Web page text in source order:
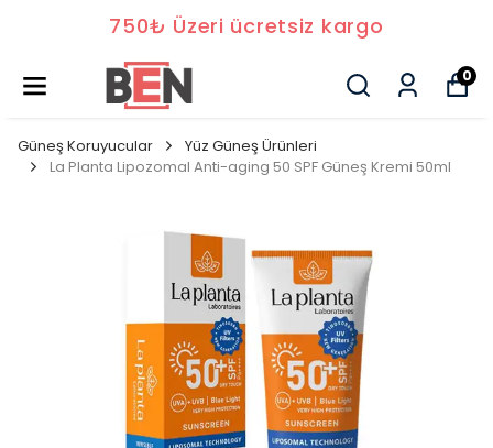
750₺ Üzeri ücretsiz kargo
0
Güneş Koruyucular
Yüz Güneş Ürünleri
La Planta Lipozomal Anti-aging 50 SPF Güneş Kremi 50ml